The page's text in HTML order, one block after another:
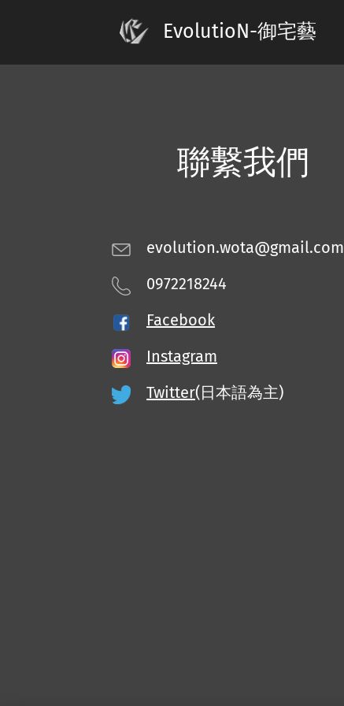
EvolutioN-御宅藝
聯繫我們
evolution.wota@gmail.com
0972218244
Facebook
Instagram
Twitter(日本語為主)